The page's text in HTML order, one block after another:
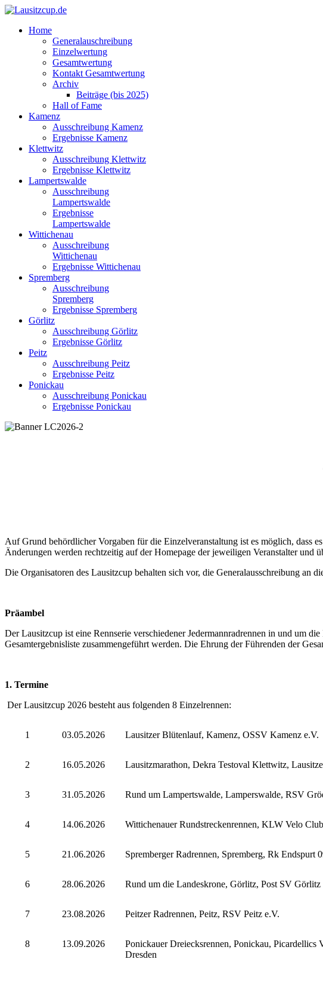
Home
Generalauschreibung
Einzelwertung
Gesamtwertung
Kontakt Gesamtwertung
Archiv
Beiträge (bis 2025)
Hall of Fame
Kamenz
Ausschreibung Kamenz
Ergebnisse Kamenz
Klettwitz
Ausschreibung Klettwitz
Ergebnisse Klettwitz
Lampertswalde
Ausschreibung
Lampertswalde
Ergebnisse
Lampertswalde
Wittichenau
Ausschreibung
Wittichenau
Ergebnisse Wittichenau
Spremberg
Ausschreibung
Spremberg
Ergebnisse Spremberg
Görlitz
Ausschreibung Görlitz
Ergebnisse Görlitz
Peitz
Ausschreibung Peitz
Ergebnisse Peitz
Ponickau
Ausschreibung Ponickau
Ergebnisse Ponickau
Auf Grund behördlicher Vorgaben für die Einzelveranstaltung ist es möglich, dass
Änderungen werden rechtzeitig auf der Homepage der jeweiligen Veranstalter und
Die Organisatoren des Lausitzcup behalten sich vor, die Generalausschreibung an
Präambel
Der Lausitzcup ist eine Rennserie verschiedener Jedermannradrennen in und um
Gesamtergebnisliste zusammengeführt werden. Die Ehrung der Führenden der
1. Termine
Der Lausitzcup 2026 besteht aus folgenden 8 Einzelrennen:
1 03.05.2026 Lausitzer Blütenlauf, Kamenz, OSSV Kamenz e.V.
2 16.05.2026 Lausitzmarathon, Dekra Testoval Klettwitz,
3 31.05.2026 Rund um Lampertswalde, Lamperswalde, RSV
4 14.06.2026 Wittichenauer Rundstreckenrennen, KLW Velo Club
5 21.06.2026 Spremberger Radrennen, Spremberg, Rk Endspurt
6 28.06.2026 Rund um die Landeskrone, Görlitz, Post SV Görlitz
7 23.08.2026 Peitzer Radrennen, Peitz, RSV Peitz e.V.
8 13.09.2026
Ponickauer Dreiecksrennen, Ponickau, Picardellics
Dresden